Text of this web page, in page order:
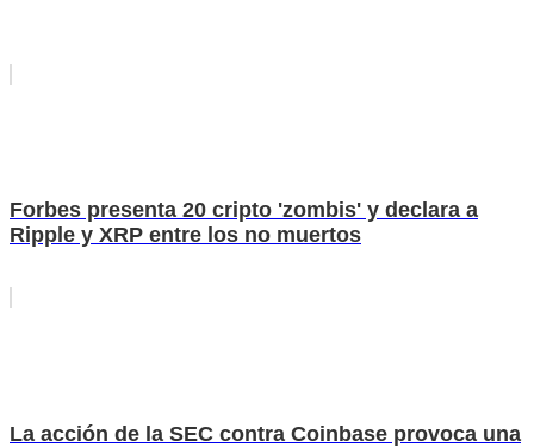
Forbes presenta 20 cripto 'zombis' y declara a
Ripple y XRP entre los no muertos
La acción de la SEC contra Coinbase provoca una